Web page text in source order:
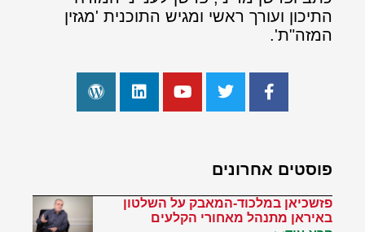
התיכון ועורך ראשי ומגיש התוכנית 'מגזין
המזה"ת'.
פוסטים אחרונים
פזשכיאן במלכוד-המאבק על השלטון
באיראן מתנהל מאחורי הקלעים